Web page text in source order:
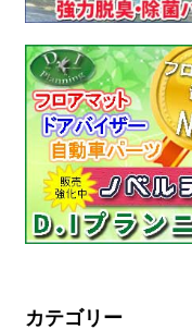
カテゴリー